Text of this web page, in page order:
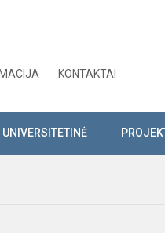
KONTAKTAI
UNIVERSITETINĖ